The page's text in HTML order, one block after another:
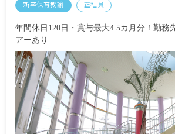
※試用期間3カ月／同条件
新卒保育教諭 正社員
年間休日120日・賞与最大4.5カ月分！勤務
アーあり